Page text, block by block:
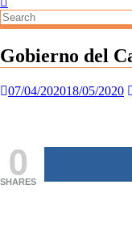
Gobierno del
07/04/202018/05/2020
0
SHARES